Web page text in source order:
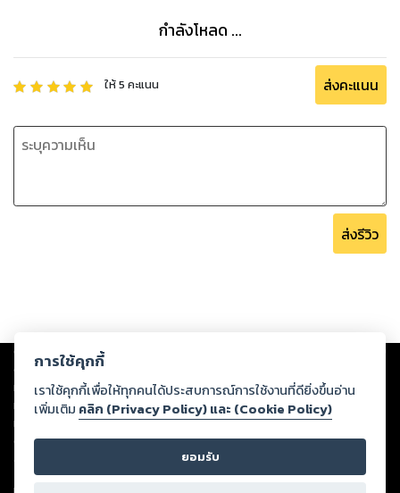
กำลังโหลด ...
ให้5 คะแนน ส่งคะแนน
ส่งรีวิว
Copyright © 2026
ต่อผลงานหรือเนื้อหาใดที่อัปโหลดผ่านเว็บไซต์และปรากฏว่าละเมิดสิทธิใน
ทรัพย์สินทางปัญญาของบุคคลอื่นหรือขัดต่อกฎหมายและศีลธรรม ดังนั้น ผู้อ่าน
ทุกท่านโปรดใช้วิจารณญาณในการกลั่นกรองด้วยตนเอง และหากท่านพบว่าส่วน
หนึ่งส่วนใดขัดต่อกฎหมายและศีลธรรม กรุณาแจ้งมายังบริษัท เพื่อทีมงานจะได้
ดำเนินการในทันที ทั้งนี้ ทางสตอรี่ล็อกขอสงวนลิขสิทธิ์ตามพระราชบัญญัติ
ลิขสิทธิ์ พ.ศ. 2537 (ฉบับล่าสุด)
การใช้คุกกี้
เราใช้คุกกี้เพื่อให้ทุกคนได้ประสบการณ์การใช้งานที่ดียิ่งขึ้นอ่าน
เพิ่มเติม คลิก (Privacy Policy) และ (Cookie Policy)
ยอมรับ